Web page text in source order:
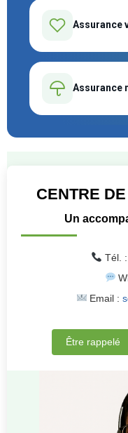
Assurance
Assurance
CENTRE
Un
Tél. :
Email :
Être rappelé